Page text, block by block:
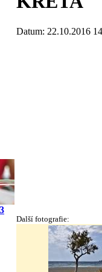
Datum: 22.10.2016
Další fotografie: